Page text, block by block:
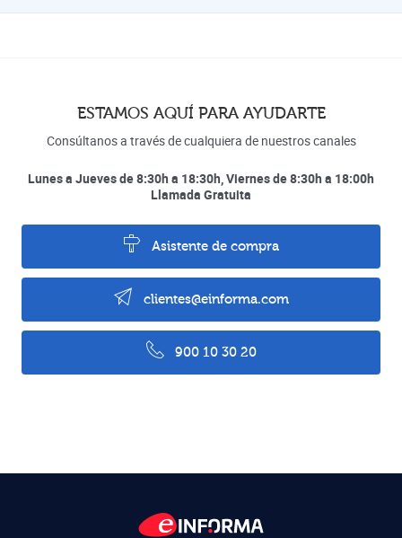
ESTAMOS AQUÍ PARA AYUDARTE
Consúltanos a través de cualquiera de nuestros canales
Lunes a Jueves de 8:30h a 18:30h, Viernes de 8:30h a 18:00h
Llamada Gratuita
Asistente de compra
clientes@einforma.com
900 10 30 20